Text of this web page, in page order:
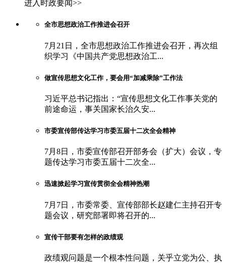
进入时政要闻>>
全市思想政治工作推进会召开
7月21日，全市思想政治工作推进会召开，再次组
织学习《中国共产党思想政治工...
做宣传思想文化工作，要会用“加减乘除”工作法
习近平总书记指出：“宣传思想文化工作事关党的
前途命运，事关国家长治久安...
市委宣传部传达学习市委五届十二次全会精神
7月8日，市委宣传部召开部务会（扩大）会议，专
题传达学习市委五届十二次全...
迅速掀起学习宣传贯彻全会精神热潮
7月7日，市委常委、宣传部部长赵建仁主持召开专
题会议，研究部署即将召开的...
宣传干部要有怎样的政绩观
政绩观问题是一个根本性问题，关乎立党为公、执